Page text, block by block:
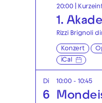
20:00 |
1.
Rizzi Brignoli
Konzert
iCal
Di
6
10:00 - 10:45